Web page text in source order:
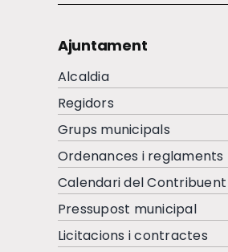
Ajuntament
Alcaldia
Regidors
Grups municipals
Ordenances i reglaments
Calendari del Contribuent
Pressupost municipal
Licitacions i contractes